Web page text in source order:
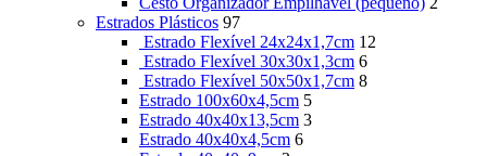
Estrados Plásticos 97
Estrado Flexível 24x24x1,7cm 12
Estrado Flexível 30x30x1,3cm 6
Estrado Flexível 50x50x1,7cm 8
Estrado 100x60x4,5cm 5
Estrado 40x40x13,5cm 3
Estrado 40x40x4,5cm 6